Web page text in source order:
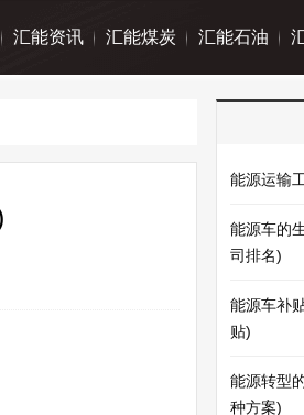
汇能资讯 汇能煤炭 汇能石油
能源运输
能源车的
司排名)
能源车补
贴)
能源转型
种方案)